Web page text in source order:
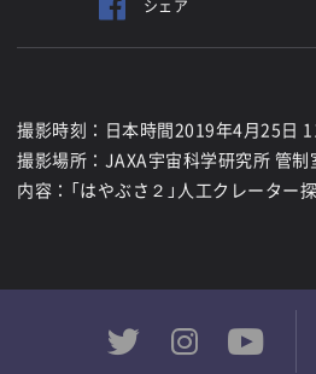
シェア
撮影時刻：日本時間2019年4月25日
撮影場所：JAXA宇宙科学研究所 管制
内容：「はやぶさ２」人工クレーター